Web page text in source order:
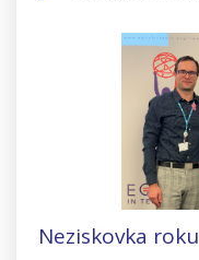
Neziskovka roku